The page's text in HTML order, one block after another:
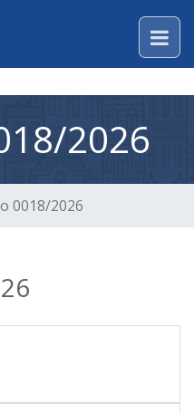
2026
0018/2026